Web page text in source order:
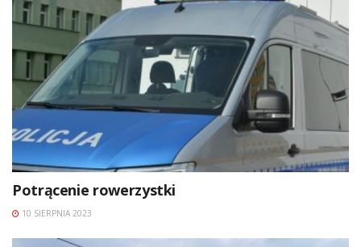
Potrącenie rowerzystki
10 SIERPNIA 2023